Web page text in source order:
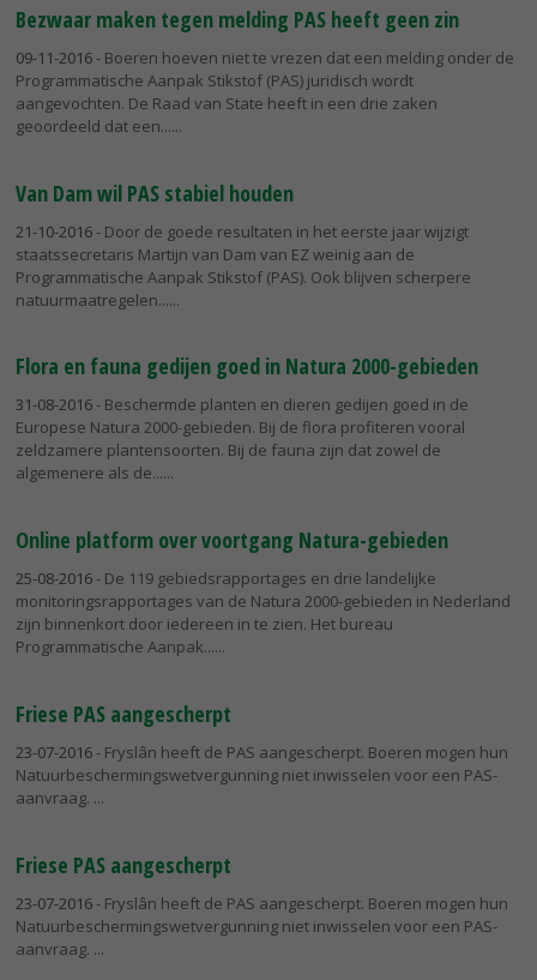
Bezwaar maken tegen melding PAS heeft geen zin
09-11-2016- Boeren hoeven niet te vrezen dat een melding onder de
Programmatische Aanpak Stikstof (PAS) juridisch wordt
aangevochten. De Raad van State heeft in een drie zaken
geoordeeld dat een...
Van Dam wil PAS stabiel houden
21-10-2016- Door de goede resultaten in het eerste jaar wijzigt
staatssecretaris Martijn van Dam van EZ weinig aan de
Programmatische Aanpak Stikstof (PAS). Ook blijven scherpere
natuurmaatregelen...
Flora en fauna gedijen goed in Natura 2000-gebieden
31-08-2016- Beschermde planten en dieren gedijen goed in de
Europese Natura 2000-gebieden. Bij de flora profiteren vooral
zeldzamere plantensoorten. Bij de fauna zijn dat zowel de
algemenere als de...
Online platform over voortgang Natura-gebieden
25-08-2016- De 119 gebiedsrapportages en drie landelijke
monitoringsrapportages van de Natura 2000-gebieden in Nederland
zijn binnenkort door iedereen in te zien. Het bureau
Programmatische Aanpak...
Friese PAS aangescherpt
23-07-2016- Fryslân heeft de PAS aangescherpt. Boeren mogen hun
Natuurbeschermingswetvergunning niet inwisselen voor een PAS-
aanvraag.
Friese PAS aangescherpt
23-07-2016- Fryslân heeft de PAS aangescherpt. Boeren mogen hun
Natuurbeschermingswetvergunning niet inwisselen voor een PAS-
aanvraag.